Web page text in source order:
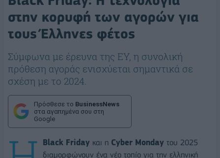
στην κορυφή των αγορών για
τους Έλληνες φέτος
Σύμφωνα με έρευνα της ΕΥ, η συνολική
πρόθεση αγοράς ενισχύεται σημαντικά σε
σχέση με το 2024.
Πρόσθεσε το BusinessNews
στα αγαπημένα σου στη
Google
Black Friday και η Cyber Monday του 2025
διαμορφώνουν ένα νέο τοπίο για την ελληνική